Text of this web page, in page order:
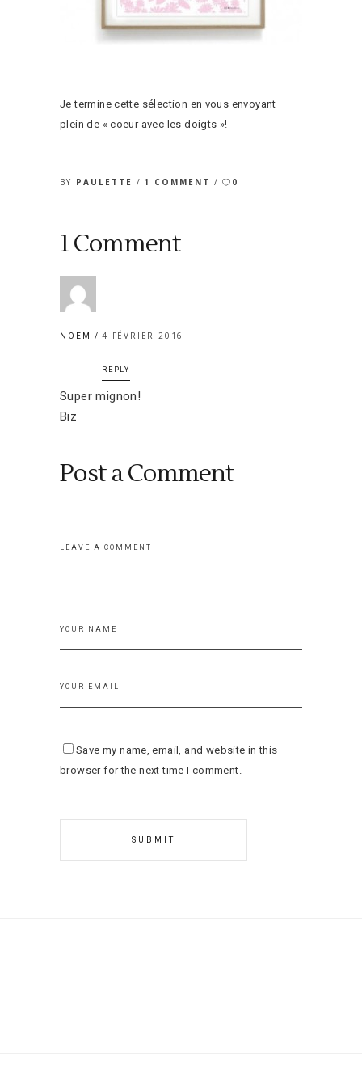
Je termine cette sélection en vous envoyant
plein de « coeur avec les doigts »!
BY PAULETTE 1 COMMENT 0
1 Comment
NOEM 4 FÉVRIER 2016
REPLY
Super mignon!
Biz
Post a Comment
Save my name, email, and website in this
browser for the next time I comment.